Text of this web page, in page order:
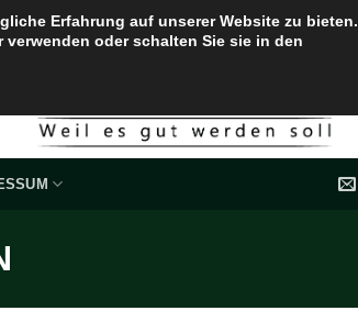
Erfahrung auf unserer Website zu bieten.
verwenden oder schalten Sie sie in den